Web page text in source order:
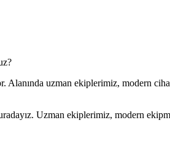
Alanında uzman ekiplerimiz, modern
Uzman ekiplerimiz, modern